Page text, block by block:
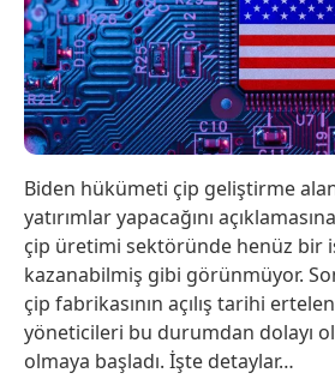
Biden hükümeti çip geliştirme
yatırımlar yapacağını
çip üretimi sektöründe henüz bir
kazanabilmiş gibi görünmüyor.
çip fabrikasının açılış tarihi
yöneticileri bu durumdan dolayı
olmaya başladı. İşte detaylar…